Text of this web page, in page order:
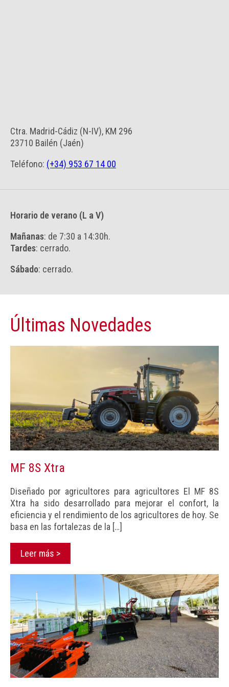
Ctra. Madrid-Cádiz (N-IV), KM 296
23710 Bailén (Jaén)
Teléfono: (+34) 953 67 14 00
Horario de verano (L a V)
Mañanas: de 7:30 a 14:30h.
Tardes: cerrado.
Sábado: cerrado.
Últimas Novedades
MF 8S Xtra
Diseñado por agricultores para agricultores El MF 8S
Xtra ha sido desarrollado para mejorar el confort, la
eficiencia y el rendimiento de los agricultores de hoy. Se
basa en las fortalezas de la […]
Leer más >